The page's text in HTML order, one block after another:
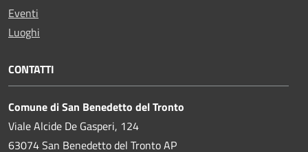
Eventi
Luoghi
CONTATTI
Comune di San Benedetto del Tronto
Viale Alcide De Gasperi, 124
63074 San Benedetto del Tronto AP